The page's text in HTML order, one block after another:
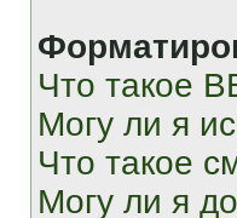
Что такое
Могу ли я
Что такое
Могу ли я